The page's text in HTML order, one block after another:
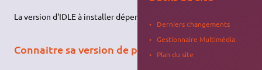
La version d'IDLE à installer dépend de votre version de Python.
Connaitre sa version de python
Derniers changements
Gestionnaire Multimédia
Plan du site